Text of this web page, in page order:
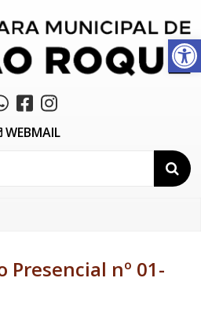
Abrir a barra de ferramentas
WEBMAIL
Presencial nº 01-